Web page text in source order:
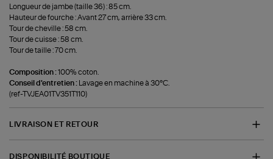
Longueur de jambe (taille 36) : 85 cm.
Hauteur de fourche : Avant 27 cm, arrière 33 cm.
Tour de cheville : 58 cm.
Tour de cuisse : 58 cm.
Tour de taille : 70 cm.
Composition :100% coton.
Conseil d'entretien :
Lavage en machine à 30°C.
(ref-TVJEA01TV351T110)
LIVRAISON ET RETOUR
DISPONIBILITÉ BOUTIQUE